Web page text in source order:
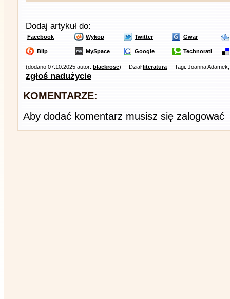
Dodaj artykuł do:
Facebook Wykop Twitter Gwar
Blip MySpace Google Technorati
(dodano 07.10.2025 autor: blackrose) Działliteratura Tagi: Joanna
zgłoś nadużycie
KOMENTARZE:
Aby dodać komentarz musisz się zalogować